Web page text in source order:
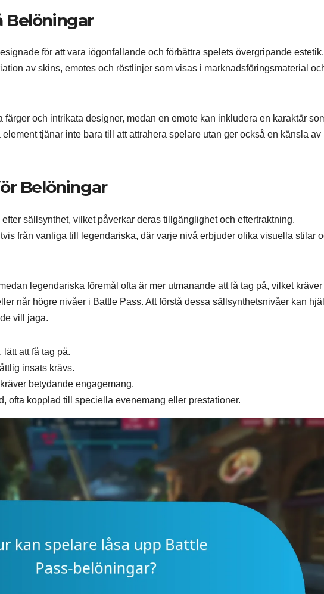
Belöningar
för att vara iögonfallande och förbättra spelets övergripande estetik.
av skins, emotes och röstlinjer som visas i marknadsföringsmaterial
och intrikata designer, medan en emote kan inkludera en karaktär
tjänar inte bara till att attrahera spelare utan ger också en känsla av
Belöningar
sällsynthet, vilket påverkar deras tillgänglighet och eftertraktning.
från vanliga till legendariska, där varje nivå erbjuder olika visuella stilar
legendariska föremål ofta är mer utmanande att få tag på, vilket kräver
når högre nivåer i Battle Pass. Att förstå dessa sällsynthetsnivåer kan
vill jaga.
att få tag på.
insats krävs.
betydande engagemang.
ofta kopplad till speciella evenemang eller prestationer.